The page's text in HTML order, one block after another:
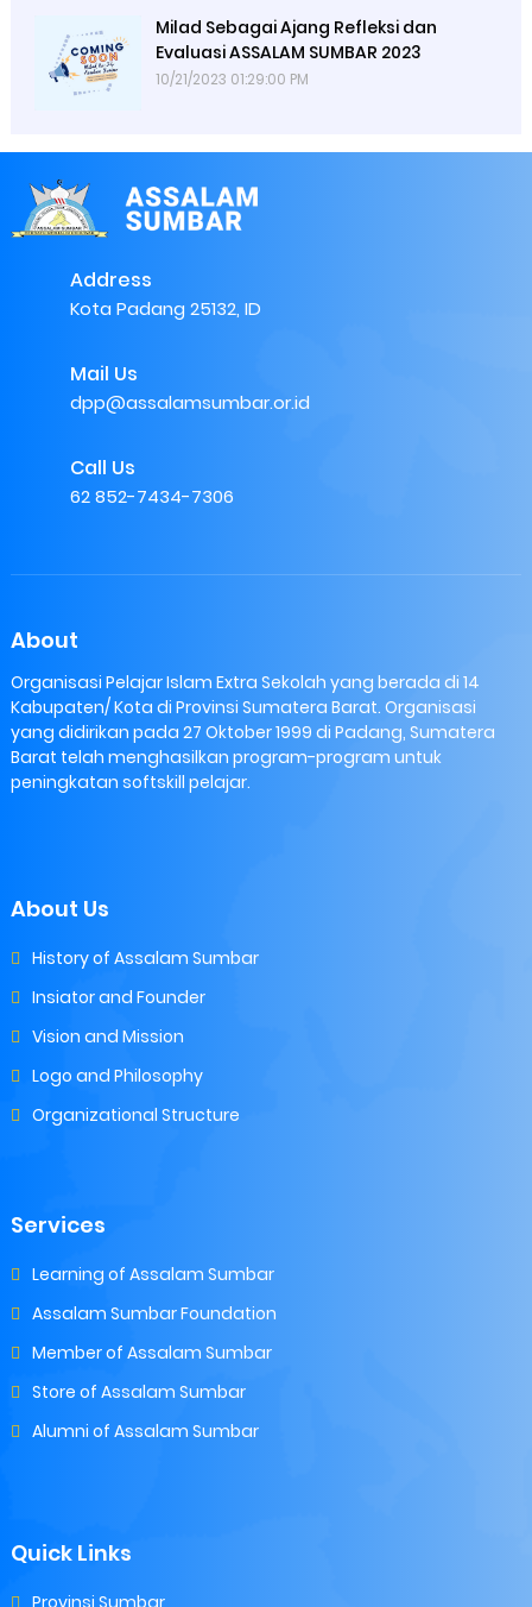
Milad Sebagai Ajang Refleksi dan
Evaluasi ASSALAM SUMBAR 2023
10/21/2023 01:29:00 PM
Address
Kota Padang 25132, ID
Mail Us
dpp@assalamsumbar.or.id
Call Us
62 852-7434-7306
About
Organisasi Pelajar Islam Extra Sekolah yang berada di 14
Kabupaten/ Kota di Provinsi Sumatera Barat. Organisasi
yang didirikan pada 27 Oktober 1999 di Padang, Sumatera
Barat telah menghasilkan program-program untuk
peningkatan softskill pelajar.
About Us
History of Assalam Sumbar
Insiator and Founder
Vision and Mission
Logo and Philosophy
Organizational Structure
Services
Learning of Assalam Sumbar
Assalam Sumbar Foundation
Member of Assalam Sumbar
Store of Assalam Sumbar
Alumni of Assalam Sumbar
Quick Links
Provinsi Sumbar